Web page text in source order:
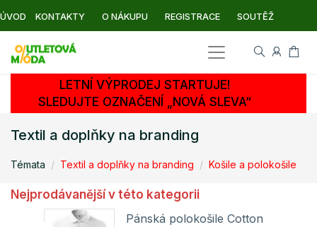
ÚVOD KONTAKTY O NÁKUPU REGISTRACE SOUTĚŽ
LETNÍ VÝPRODEJ STARTUJE!
SLEDUJTE OZNAČENÍ „NOVÁ SLEVA“
Textil a doplňky na branding
Témata Textil a doplňky na branding Košile a polokošile
Nejprodávanější v této kategorii
Pánská polokošile Cotton